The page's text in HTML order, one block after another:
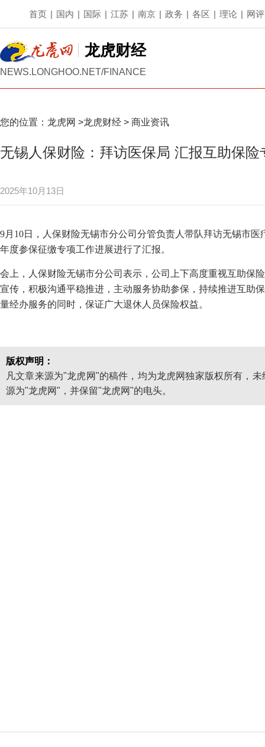
首页 | 国内 | 国际 | 江苏 | 南京 | 政务 | 各区 | 理论 | 网评
龙虎财经
NEWS.LONGHOO.NET/FINANCE
您的位置： 龙虎网 >龙虎财经 > 商业资讯
无锡人保财险：拜访医保局 汇报互助保险
2025年10月13日
9月10日，人保财险无锡市分公司分管负责人带队拜访无锡市
年度参保征缴专项工作进展进行了汇报。
会上，人保财险无锡市分公司表示，公司上下高度重视互助保
宣传，积极沟通平稳推进，主动服务协助参保，持续推进互助
量经办服务的同时，保证广大退休人员保险权益。
版权声明：
凡文章来源为"龙虎网"的稿件，均为龙虎网独家版权所有，
源为"龙虎网"，并保留"龙虎网"的电头。